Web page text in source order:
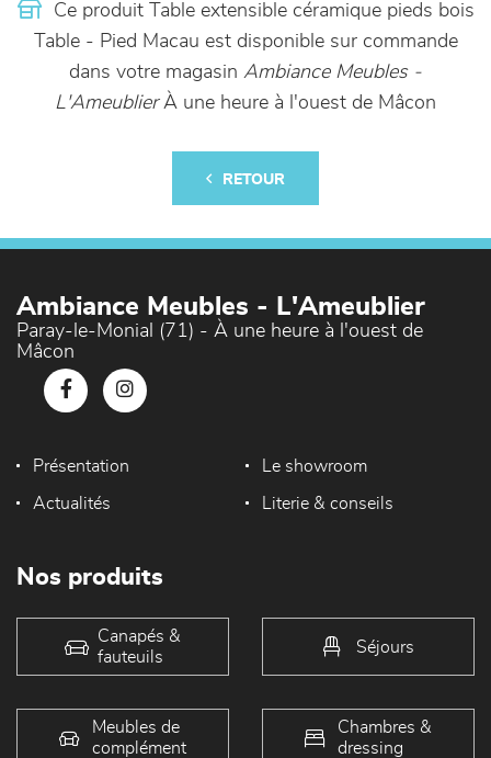
Ce produit Table extensible céramique pieds bois
Table - Pied Macau est disponible sur commande
dans votre magasin Ambiance Meubles -
L'AmeublierÀ une heure à l'ouest de Mâcon
RETOUR
Ambiance Meubles - L'Ameublier
Paray-le-Monial (71) - À une heure à l'ouest de
Mâcon
Présentation Le showroom
Actualités Literie & conseils
Nos produits
Canapés &
fauteuils
Séjours
Meubles de
complément
Chambres &
dressing